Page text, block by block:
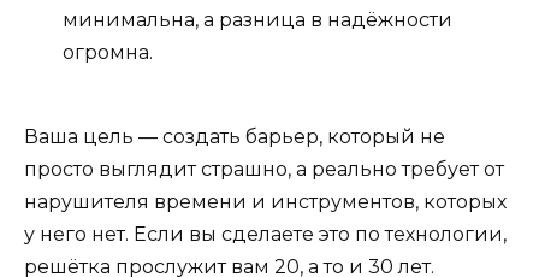
минимальна, а разница в надёжности
огромна.
Ваша цель — создать барьер, который не
просто выглядит страшно, а реально требует от
нарушителя времени и инструментов, которых
у него нет. Если вы сделаете это по технологии,
решётка прослужит вам 20, а то и 30 лет.